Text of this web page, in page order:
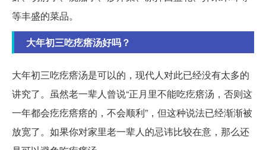
等丰盛的菜品。
大年初三吃疙瘩汤好吗？
大年初三吃疙瘩汤是可以的，现代人对此已经没有太多的
讲究了。虽然老一辈人曾说“正月里不能吃疙瘩汤，否则这
一年都会疙疙瘩瘩的，不会顺利”，但这种说法已经渐渐被
放宽了。如果你对家里老一辈人的忌讳比较在意，那么还